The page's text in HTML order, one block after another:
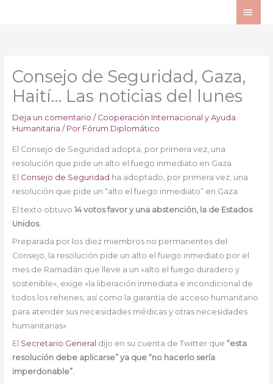
Consejo de Seguridad, Gaza,
Haití… Las noticias del lunes
Deja un comentario / Cooperación Internacional y Ayuda
Humanitaria / Por Fórum Diplomático
El Consejo de Seguridad adopta, por primera vez, una
resolución que pide un alto el fuego inmediato en Gaza
El Consejo de Seguridad ha adoptado, por primera vez, una
resolución que pide un “alto el fuego inmediato” en Gaza
El texto obtuvo 14 votos favor y una abstención, la de Estados
Unidos.
Preparada por los diez miembros no permanentes del
Consejo, la resolución pide un alto el fuego inmediato por el
mes de Ramadán que lleve a un «alto el fuego duradero y
sostenible», exige «la liberación inmediata e incondicional de
todos los rehenes, así como la garantía de acceso humanitario
para atender sus necesidades médicas y otras necesidades
humanitarias».
El Secretario General dijo en su cuenta de Twitter que “esta
resolución debe aplicarse” ya que “no hacerlo sería
imperdonable”.